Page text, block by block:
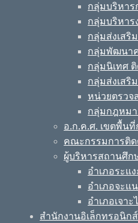
กลุ่มบริหาร
กลุ่มบริหาร
กลุ่มส่งเสริ
กลุ่มพัฒนา
กลุ่มนิเทศ
กลุ่มส่งเสริ
หน่วยตรวจ
กลุ่มกฎหม
อ.ก.ค.ศ. เขตพื้น
คณะกรรมการติด
ผู้บริหารสถานศึก
อำเภอระแง
อำเภอจะแ
อำเภอเจาะ
สำนักงานอิเล็กทรอนิกส์